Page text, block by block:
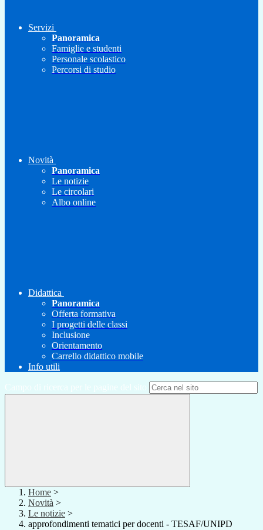
Servizi
Panoramica
Famiglie e studenti
Personale scolastico
Percorsi di studio
Novità
Panoramica
Le notizie
Le circolari
Albo online
Didattica
Panoramica
Offerta formativa
I progetti delle classi
Inclusione
Orientamento
Carrello didattico mobile
Info utili
Campo di ricerca per le pagine del sito
Home >
Novità >
Le notizie >
approfondimenti tematici per docenti - TESAF/UNIPD